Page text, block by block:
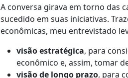
A conversa girava em torno das
sucedido em suas iniciativas.
econômicas, meu entrevistado
visão estratégica, para
econômico e, assim, tomar
visão de longo prazo, para